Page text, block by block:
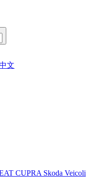
文
CUPRA Skoda Veicoli